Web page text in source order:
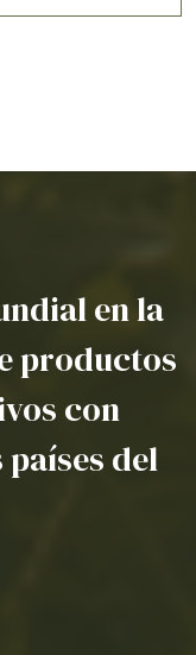
en la
productos
con
del